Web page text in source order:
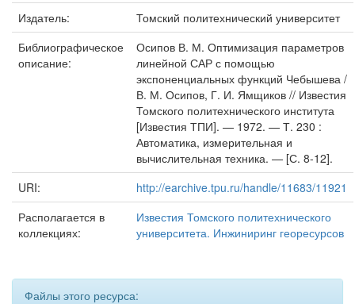
Издатель:
Томский политехнический университет
Библиографическое
описание:
Осипов В. М. Оптимизация параметров
линейной САР с помощью
экспоненциальных функций Чебышева /
В. М. Осипов, Г. И. Ямщиков // Известия
Томского политехнического института
[Известия ТПИ]. — 1972. — Т. 230 :
Автоматика, измерительная и
вычислительная техника. — [С. 8-12].
URI:
http://earchive.tpu.ru/handle/11683/11921
Располагается в
коллекциях:
Известия Томского политехнического
университета. Инжиниринг георесурсов
Файлы этого ресурса: